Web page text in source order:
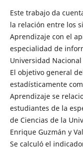
Este trabajo da
la relación entre los
Aprendizaje con el
especialidad de
Universidad
El objetivo general
estadísticamente
Aprendizaje se
estudiantes de la
de Ciencias de la
Enrique Guzmán y
Se calculó el